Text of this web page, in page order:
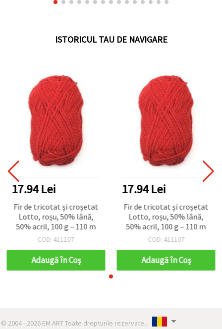
ISTORICUL TAU DE NAVIGARE
17.94 Lei
Fir de tricotat și croșetat
Lotto, roșu, 50% lână,
50% acril, 100 g – 110 m
COD: 411107
Adaugă în Coş
17.94 Lei
Fir de tricotat și croșetat
Lotto, roșu, 50% lână,
50% acril, 100 g – 110 m
COD: 411107
Adaugă în Coş
© 2004 - 2026 EM ART Toate drepturile rezervate..